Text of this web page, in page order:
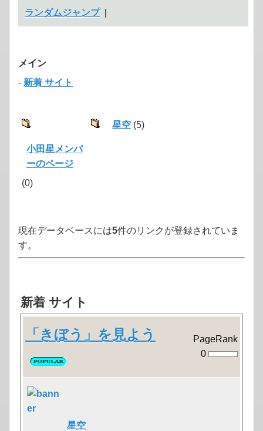
ランダムジャンプ|
メイン
- 新着 サイト
小田星メンバ
ーのページ
(0)
星空 (5)
現在データベースには5件のリンクが登録されていま
す。
新着 サイト
「きぼう」を見よう
PageRank
0
星空